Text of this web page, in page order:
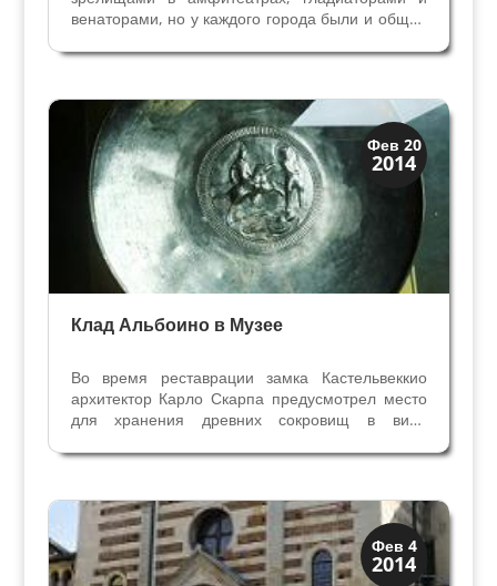
венаторами, но у каждого города были и общие
рабах в Римской империи на территории
разобраться, чем они...
Фев 20
2014
Музеи
Скрытая Верона
Клад Альбоино в Музее
Во время реставрации замка Кастельвеккио
архитектор Карло Скарпа предусмотрел место
для хранения древних сокровищ в виде
дворе замка слева от входа в Музей мы видим
нам мавзолей Галы...
Фев 4
2014
Скрытая Верона
Церкви